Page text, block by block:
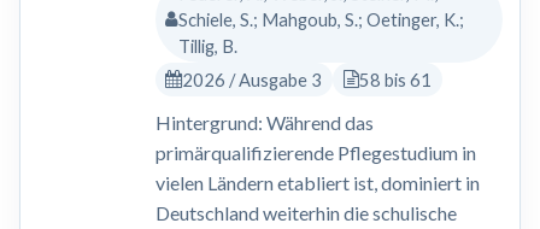
Schiele, S.; Mahgoub, S.; Oetinger, K.;
Tillig, B.
2026 / Ausgabe 3
58 bis 61
Hintergrund: Während das
primärqualifizierende Pflegestudium in
vielen Ländern etabliert ist, dominiert in
Deutschland weiterhin die schulische